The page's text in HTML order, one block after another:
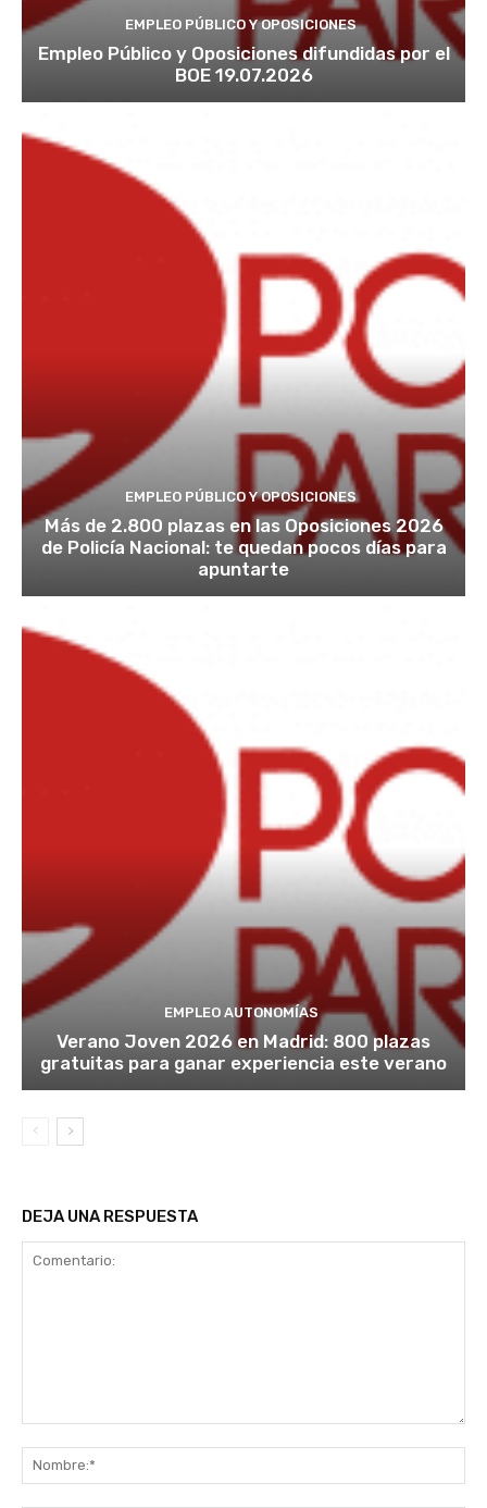
EMPLEO PÚBLICO Y OPOSICIONES
Empleo Público y Oposiciones difundidas por el
BOE 19.07.2026
EMPLEO PÚBLICO Y OPOSICIONES
Más de 2.800 plazas en las Oposiciones 2026
de Policía Nacional: te quedan pocos días para
apuntarte
EMPLEO AUTONOMÍAS
Verano Joven 2026 en Madrid: 800 plazas
gratuitas para ganar experiencia este verano
DEJA UNA RESPUESTA